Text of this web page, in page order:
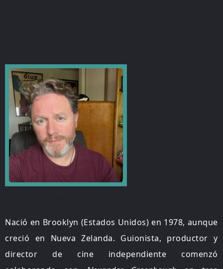
Nació en Brooklyn (Estados Unidos) en 1978, aunque
creció en Nueva Zelanda. Guionista, productor y
director de cine independiente comenzó